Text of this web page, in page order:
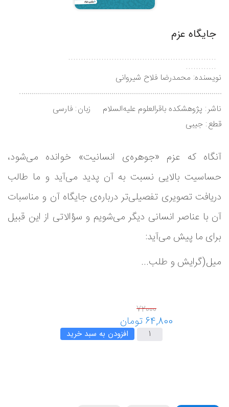
جایگاه عزم
..........................................................
............
نویسنده: محمدرضا فلاح شیروانی
ناشر پژوهشکده باقرالعلوم علیه‌السلام زبان فارسی
قطع جیبی
آنگاه که عزم «جوهره‌ی انسانیت» خوانده می‌شود،
حساسیت بالایی نسبت به آن پدید می‌آید و ما طالب
دریافت تصویری تفصیلی‌تر درباره‌ی جایگاه آن و مناسبات
آن با عناصر انسانی دیگر می‌شویم و سؤالاتی از این قبیل
برای ما پیش می‌آید:
میل(گرایش و طلب...
افزودن به سبد خرید